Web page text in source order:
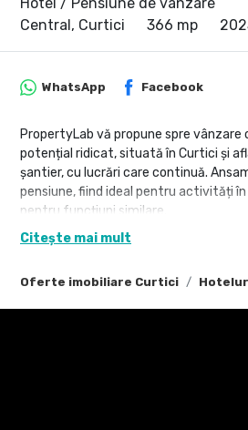
Central, Curtici
366 mp
Oferte imobiliare Curtici
WhatsApp Facebook
PropertyLab vă propune spre vânzare
potențial ridicat, situată în Curtici și
șantier, cu lucrări care continuă.
pensiune, fiind ideal pentru activități
pentru funcțiuni similare.
Clădire principală – D+P+M
pensiune și dispune de 15 camere și
Citește mai mult